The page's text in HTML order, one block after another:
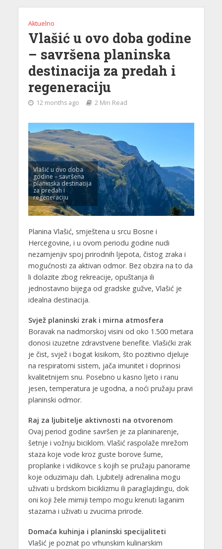
Aktuelno
Vlašić u ovo doba godine
– savršena planinska
destinacija za predah i
regeneraciju
12 months ago 2 Min Read
Vlašić u ovo doba
godine – savršena
planinska destinacija
za predah i
regeneraciju
Planina Vlašić, smještena u srcu Bosne i
Hercegovine, i u ovom periodu godine nudi
nezamjenjiv spoj prirodnih ljepota, čistog zraka i
mogućnosti za aktivan odmor. Bez obzira na to da
li dolazite zbog rekreacije, opuštanja ili
jednostavno bijega od gradske gužve, Vlašić je
idealna destinacija.
Svjež planinski zrak i mirna atmosfera
Boravak na nadmorskoj visini od oko 1.500 metara
donosi izuzetne zdravstvene benefite. Vlašićki zrak
je čist, svjež i bogat kisikom, što pozitivno djeluje
na respiratorni sistem, jača imunitet i doprinosi
kvalitetnijem snu. Posebno u kasno ljeto i ranu
jesen, temperatura je ugodna, a noći pružaju pravi
planinski odmor.
Raj za ljubitelje aktivnosti na otvorenom
Ovaj period godine savršen je za planinarenje,
šetnje i vožnju biciklom. Vlašić raspolaže mrežom
staza koje vode kroz guste borove šume,
proplanke i vidikovce s kojih se pružaju panorame
koje oduzimaju dah. Ljubitelji adrenalina mogu
uživati u brdskom biciklizmu ili paraglajdingu, dok
oni koji žele mirniji tempo mogu krenuti laganim
stazama i uživati u zvucima prirode.
Domaća kuhinja i planinski specijaliteti
Vlašić je poznat po vrhunskim kulinarskim